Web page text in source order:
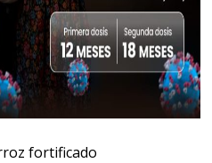
fortificado